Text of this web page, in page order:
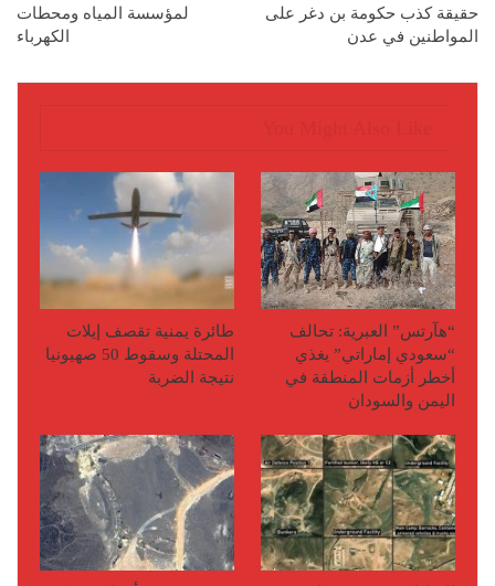
حقيقة كذب حكومة بن دغر على
المواطنين في عدن
لمؤسسة المياه ومحطات
الكهرباء
“هآرتس” العبرية: تحالف
“سعودي إماراتي” يغذي
أخطر أزمات المنطقة في
اليمن والسودان
طائرة يمنية تقصف إيلات
المحتلة وسقوط 50 صهيونيا
نتيجة الضربة